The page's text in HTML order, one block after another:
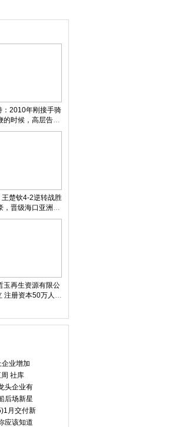
：2010年刚接手骑
的时候，高层告诉
姆斯不敢离队
王楚钦4-2逆转战胜
，晋级海口亚洲杯
四强
玉再生资源有限公
注册资本50万人民
业增加
社库
头企业有
后场新星
月交付新
应该知道